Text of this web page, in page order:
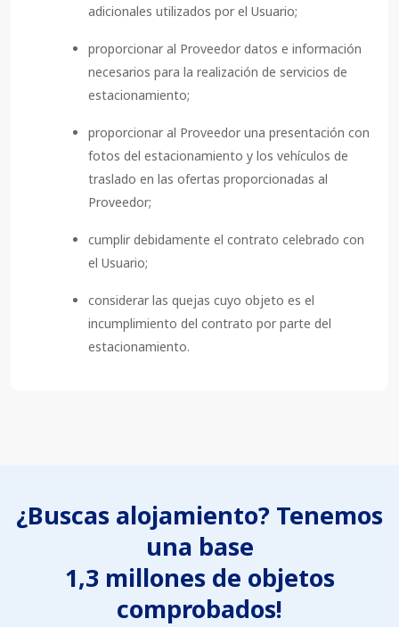
adicionales utilizados por el Usuario;
proporcionar al Proveedor datos e información
necesarios para la realización de servicios de
estacionamiento;
proporcionar al Proveedor una presentación con
fotos del estacionamiento y los vehículos de
traslado en las ofertas proporcionadas al
Proveedor;
cumplir debidamente el contrato celebrado con
el Usuario;
considerar las quejas cuyo objeto es el
incumplimiento del contrato por parte del
estacionamiento.
¿Buscas alojamiento? Tenemos
una base
1,3 millones de objetos
comprobados!